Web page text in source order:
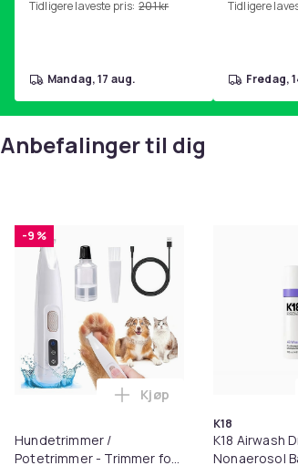
hjemmegymnastikk Pink
Tidligere laveste pris: 201 kr
mandag, 17 aug.
Tidligere
fredag,
Anbefalinger til dig
-9 %
Hundetrimmer /
Potetrimmer - Trimmer for
Legg Hundetrimmer /
Kjøp
K18
K18 Airwash
Nonaerosol